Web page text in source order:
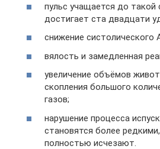
пульс учащается до такой
достигает ста двадцати
снижение систолического
вялость и замедленная
увеличение объёмов
скопления большого
газов;
нарушение процесса
становятся более
полностью исчезают.